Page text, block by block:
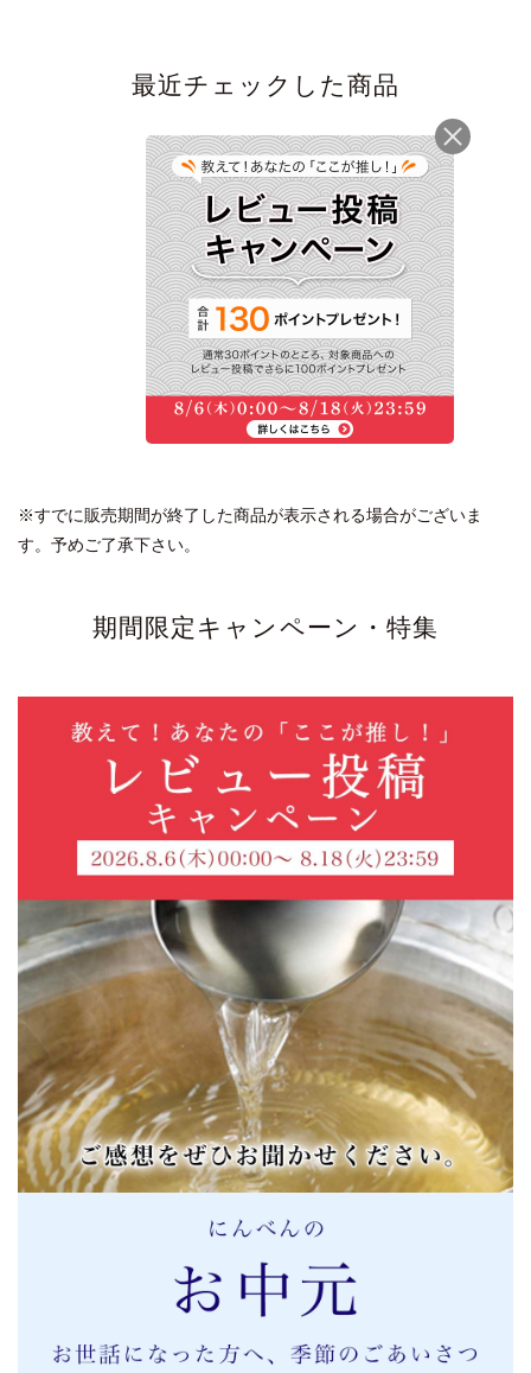
最近チェックした商品
【季節限定】素材を愉
しむ 新生姜ご飯の素
(2合用)＜常温・O＞
(税込)
※すでに販売期間が終了した商品が表示される場合がございま
す。予めご了承下さい。
期間限定キャンペーン・特集